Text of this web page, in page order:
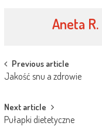
Aneta R.
Post
navigation
Previous article
Jakość snu a zdrowie
Next article
Pułapki dietetyczne